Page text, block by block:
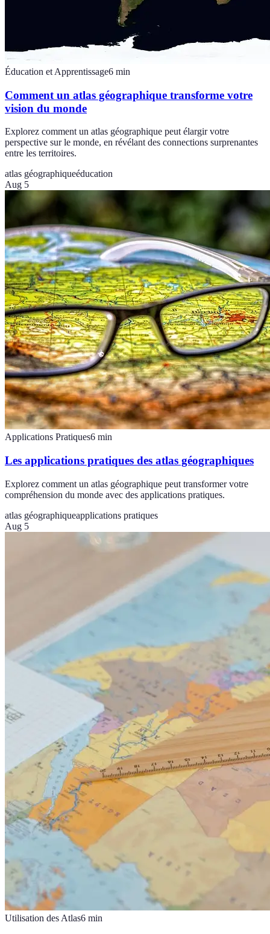
Éducation et Apprentissage6 min
Comment un atlas géographique transforme votre
vision du monde
Explorez comment un atlas géographique peut élargir votre
perspective sur le monde, en révélant des connections surprenantes
entre les territoires.
atlas géographiqueéducation
Aug 5
Applications Pratiques6 min
Les applications pratiques des atlas géographiques
Explorez comment un atlas géographique peut transformer votre
compréhension du monde avec des applications pratiques.
atlas géographiqueapplications pratiques
Aug 5
Utilisation des Atlas6 min